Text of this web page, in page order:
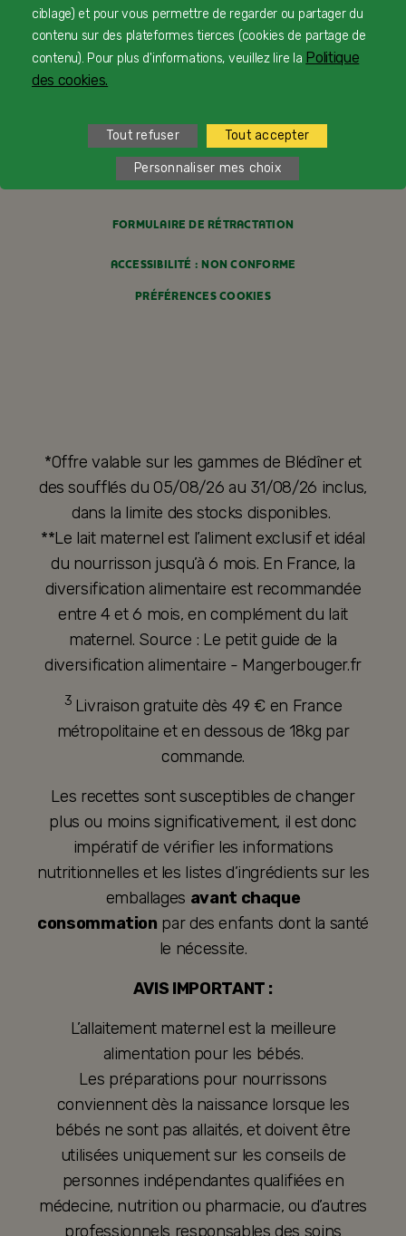
MENTIONS LÉGALES
POLITIQUE DE CONFIDENTIALITÉ
CONDITIONS GÉNÉRALES DE VENTE
FORMULAIRE DE RÉTRACTATION
ACCESSIBILITÉ : NON CONFORME
PRÉFÉRENCES COOKIES
*Offre valable sur les gammes de Blédîner et
des soufflés du 05/08/26 au 31/08/26 inclus,
dans la limite des stocks disponibles.
**Le lait maternel est l’aliment exclusif et idéal
du nourrisson jusqu’à 6 mois. En France, la
diversification alimentaire est recommandée
entre 4 et 6 mois, en complément du lait
maternel. Source : Le petit guide de la
diversification alimentaire - Mangerbouger.fr
3 Livraison gratuite dès 49 € en France
métropolitaine et en dessous de 18kg par
commande.
Les recettes sont susceptibles de changer
plus ou moins significativement, il est donc
impératif de vérifier les informations
nutritionnelles et les listes d’ingrédients sur les
emballages avant chaque
consommation par des enfants dont la santé
le nécessite.
AVIS IMPORTANT :
L’allaitement maternel est la meilleure
alimentation pour les bébés.
Les préparations pour nourrissons
conviennent dès la naissance lorsque les
bébés ne sont pas allaités, et doivent être
utilisées uniquement sur les conseils de
personnes indépendantes qualifiées en
médecine, nutrition ou pharmacie, ou d’autres
professionnels responsables des soins
ciblage) et pour vous permettre de regarder ou partager du
contenu sur des plateformes tierces (cookies de partage de
contenu). Pour plus d'informations, veuillez lire la Politique
des cookies.
Tout refuser Tout accepter
Personnaliser mes choix